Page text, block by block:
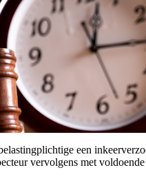
een
vervolgens met